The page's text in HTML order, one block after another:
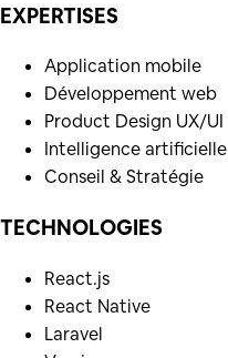
EXPERTISES
Application mobile
Développement web
Product Design UX/UI
Intelligence artificielle
Conseil & Stratégie
TECHNOLOGIES
React.js
React Native
Laravel